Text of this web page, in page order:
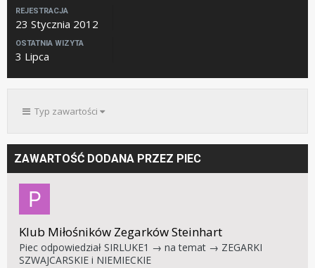
REJESTRACJA
23 Stycznia 2012
OSTATNIA WIZYTA
3 Lipca
Typ zawartości
ZAWARTOŚĆ DODANA PRZEZ PIEC
Klub Miłośników Zegarków Steinhart
Piec odpowiedział SIRLUKE1 → na temat → ZEGARKI
SZWAJCARSKIE i NIEMIECKIE